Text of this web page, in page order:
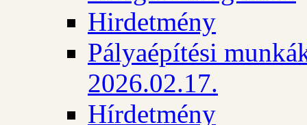
Hirdetmény
Pályaépítési
2026.02.17.
Hírdetmény